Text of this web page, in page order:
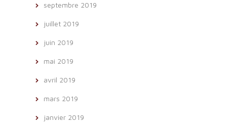
septembre 2019
juillet 2019
juin 2019
mai 2019
avril 2019
mars 2019
janvier 2019